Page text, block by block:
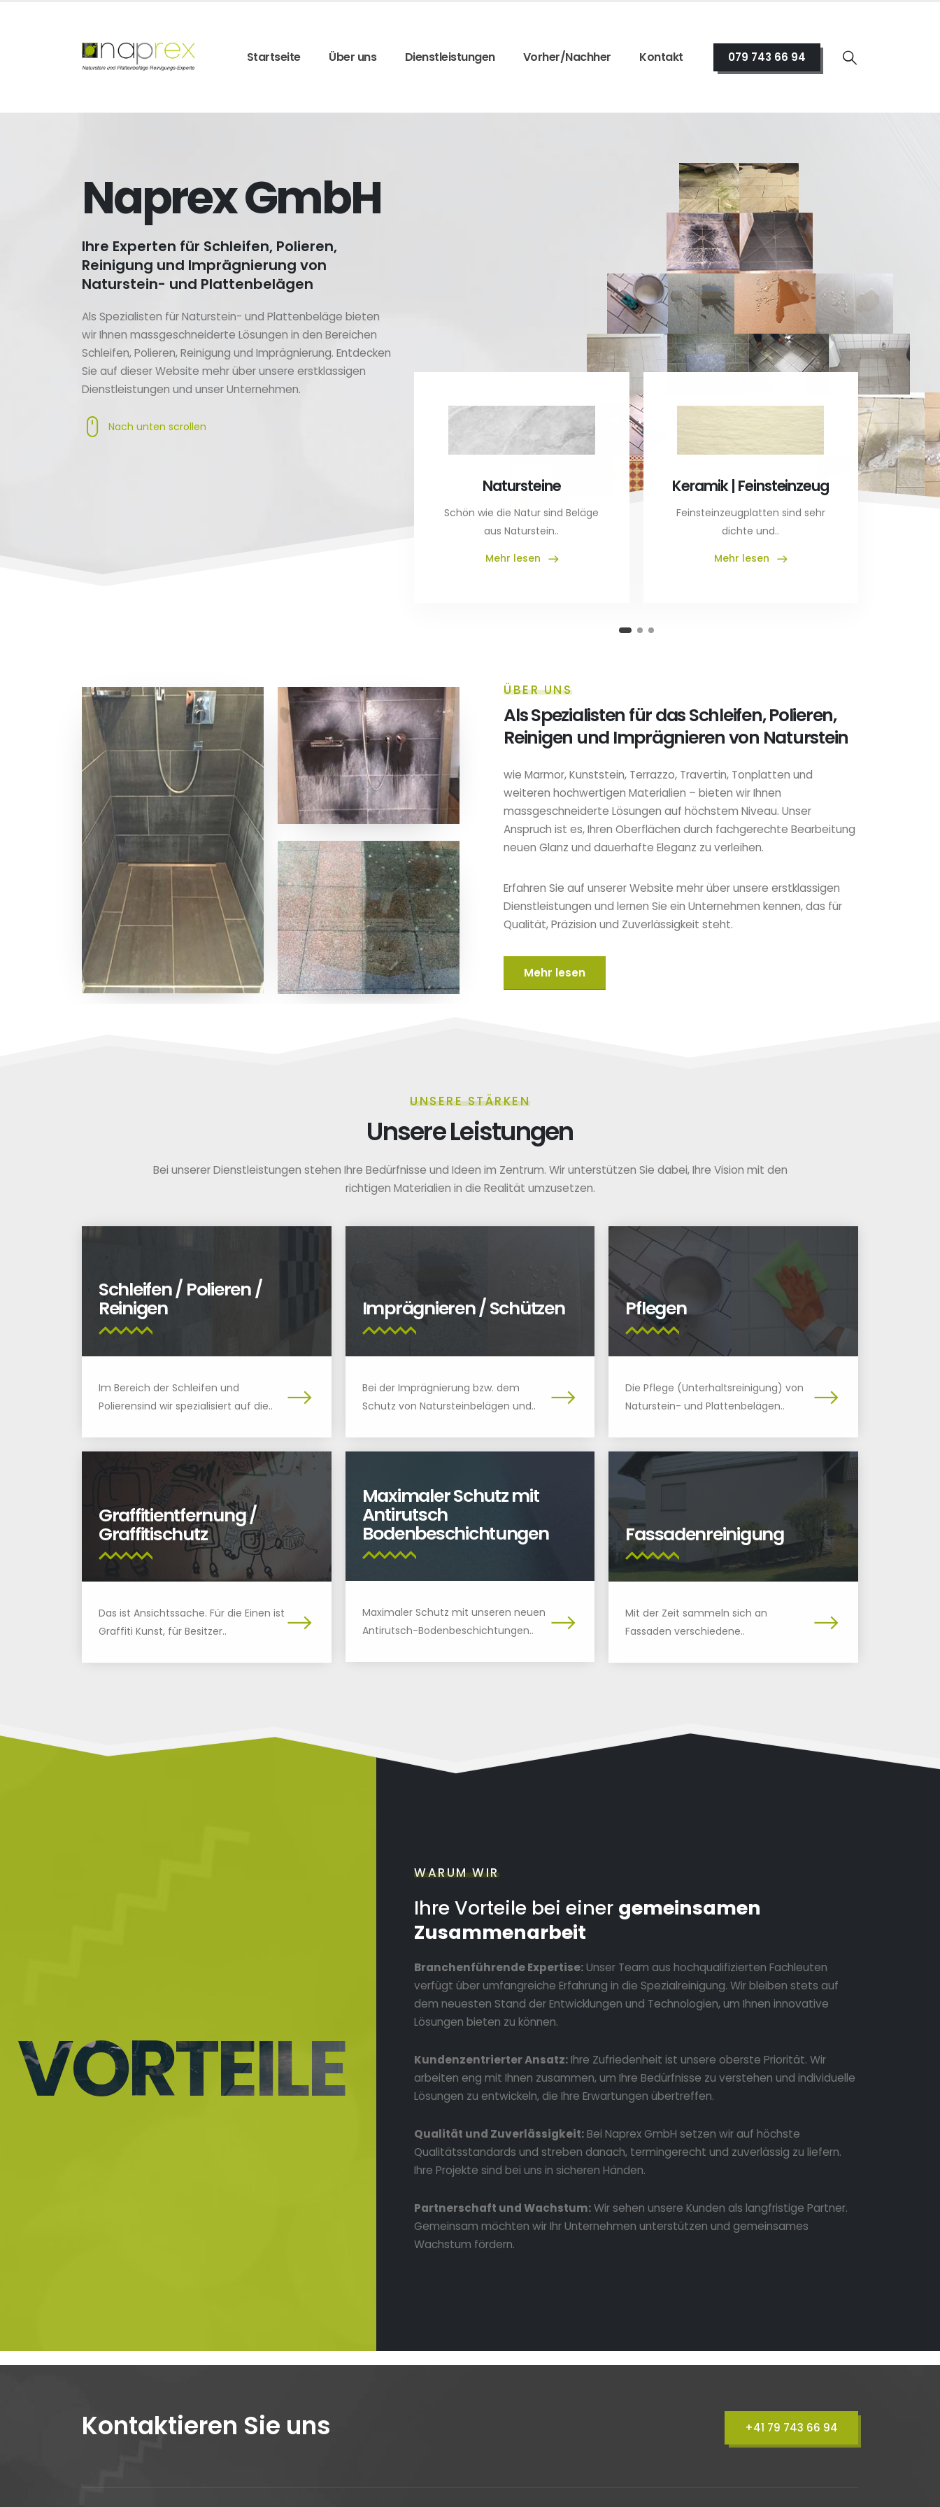
Startseite Über uns Dienstleistungen Vorher/Nachher Kontakt 079 743 66 94
Naprex GmbH
Ihre Experten für Schleifen, Polieren,
Reinigung und Imprägnierung von
Naturstein- und Plattenbelägen
Als Spezialisten für Naturstein- und Plattenbeläge bieten
wir Ihnen massgeschneiderte Lösungen in den Bereichen
Schleifen, Polieren, Reinigung und Imprägnierung. Entdecken
Sie auf dieser Website mehr über unsere erstklassigen
Dienstleistungen und unser Unternehmen.
Nach unten scrollen
Natursteine
Schön wie die Natur sind Beläge
aus Naturstein..
Mehr lesen
Keramik | Feinsteinzeug
Feinsteinzeugplatten sind sehr
dichte und..
Mehr lesen
ÜBER UNS
Als Spezialisten für das Schleifen, Polieren,
Reinigen und Imprägnieren von Naturstein
wie Marmor, Kunststein, Terrazzo, Travertin, Tonplatten und
weiteren hochwertigen Materialien – bieten wir Ihnen
massgeschneiderte Lösungen auf höchstem Niveau. Unser
Anspruch ist es, Ihren Oberflächen durch fachgerechte Bearbeitung
neuen Glanz und dauerhafte Eleganz zu verleihen.
Erfahren Sie auf unserer Website mehr über unsere erstklassigen
Dienstleistungen und lernen Sie ein Unternehmen kennen, das für
Qualität, Präzision und Zuverlässigkeit steht.
Mehr lesen
UNSERE STÄRKEN
Unsere Leistungen
Bei unserer Dienstleistungen stehen Ihre Bedürfnisse und Ideen im Zentrum. Wir unterstützen Sie dabei, Ihre Vision mit den
richtigen Materialien in die Realität umzusetzen.
Schleifen / Polieren /
Reinigen
Im Bereich der Schleifen und
Polierensind wir spezialisiert auf die..
Imprägnieren / Schützen
Bei der Imprägnierung bzw. dem
Schutz von Natursteinbelägen und..
Pflegen
Die Pflege (Unterhaltsreinigung) von
Naturstein- und Plattenbelägen..
Graffitientfernung /
Graffitischutz
Das ist Ansichtssache. Für die Einen ist
Graffiti Kunst, für Besitzer..
Maximaler Schutz mit
Antirutsch
Bodenbeschichtungen
Maximaler Schutz mit unseren neuen
Antirutsch-Bodenbeschichtungen..
Fassadenreinigung
Mit der Zeit sammeln sich an
Fassaden verschiedene..
VORTEILE
WARUM WIR
Ihre Vorteile bei einer gemeinsamen
Zusammenarbeit
Branchenführende Expertise:Unser Team aus hochqualifizierten Fachleuten
verfügt über umfangreiche Erfahrung in die Spezialreinigung. Wir bleiben stets auf
dem neuesten Stand der Entwicklungen und Technologien, um Ihnen innovative
Lösungen bieten zu können.
Kundenzentrierter Ansatz:Ihre Zufriedenheit ist unsere oberste Priorität. Wir
arbeiten eng mit Ihnen zusammen, um Ihre Bedürfnisse zu verstehen und individuelle
Lösungen zu entwickeln, die Ihre Erwartungen übertreffen.
Qualität und Zuverlässigkeit:Bei Naprex GmbH setzen wir auf höchste
Qualitätsstandards und streben danach, termingerecht und zuverlässig zu liefern.
Ihre Projekte sind bei uns in sicheren Händen.
Partnerschaft und Wachstum:Wir sehen unsere Kunden als langfristige Partner.
Gemeinsam möchten wir Ihr Unternehmen unterstützen und gemeinsames
Wachstum fördern.
Kontaktieren Sie uns +41 79 743 66 94